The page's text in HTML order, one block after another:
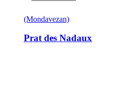
(Mondavezan)
Prat des Nadaux